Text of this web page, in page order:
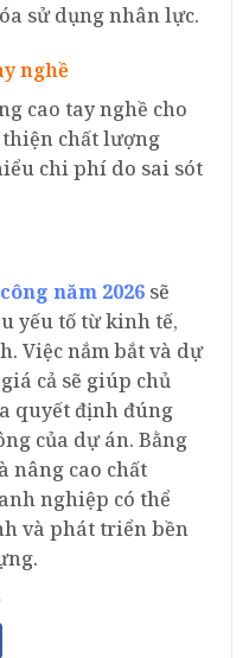
sử dụng nhân lực.
nghề
cao tay nghề cho
chất lượng
chi phí do sai sót
năm 2026 sẽ
yếu tố từ kinh tế,
Việc nắm bắt và dự
cả sẽ giúp chủ
quyết định đúng
của dự án. Bằng
nâng cao chất
nghiệp có thể
và phát triển bền